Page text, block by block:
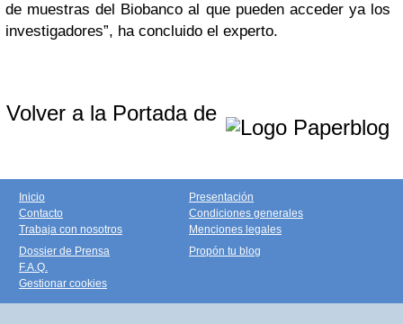
de muestras del Biobanco al que pueden acceder ya los
investigadores”, ha concluido el experto.
Volver a la Portada de
Inicio
Contacto
Trabaja con nosotros
Presentación
Condiciones generales
Menciones legales
Dossier de Prensa
F.A.Q.
Gestionar cookies
Propón tu blog